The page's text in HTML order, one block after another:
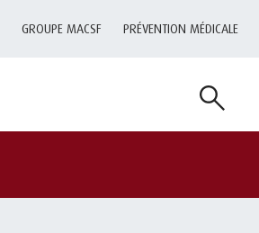
GROUPE MACSF PRÉVENTION MÉDICALE